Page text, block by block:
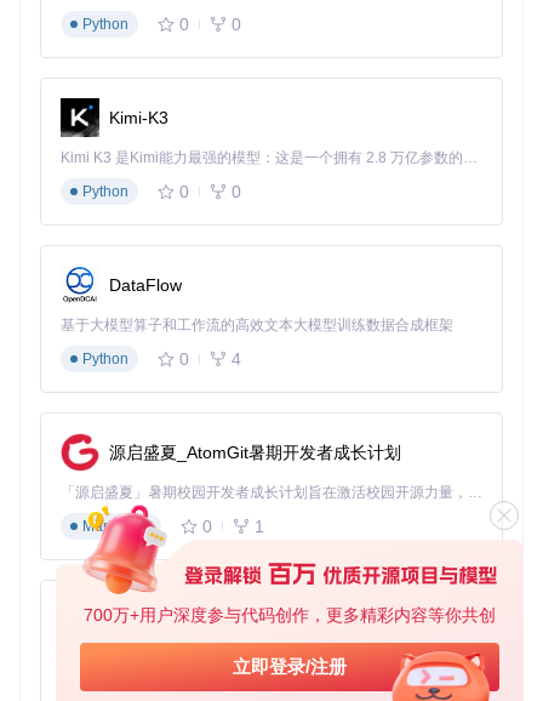
700万+用户深度参与代码创作，更多精彩内容等你共创
立即登录/注册
时具备硬件知识、软件调试能力和系统原理认知，这显然超出
OpCore Simplify通过三大核心技术实现智能化配置：
参数
决策树配置生成：基于硬件信息自动匹配最佳配置方案
兼容性智能校验：提前预警潜在冲突并给出解决方案
效果对比：传统方式vs智能工具
配置环节
硬件信息收集
30分钟+手动查询
2分钟自动完成
配置文件编写
2小时+专业知识
兼容性调试
平均3次以上失败
90%首次成功
总耗时
OpCore Simplify硬件报告选择界面，支持自动生成或导入系
统硬件信息报告
价值验证：真实场景中的配置革命
场景一：设计专业学生的低成本创作方案
"作为设计专业学生，我需要macOS系统运行专业软件，但预
算有限无法购买苹果设备。过去尝试手动配置黑苹果，光是理
Python
0 0
Kimi-K3
Kimi K3 是Kimi能力最强的模型：这是一个拥有 2.8 万亿参数的混合专家（MoE）模型，具备原生视觉理解能力，并支持 100 万 token 的上下文窗口。
Python
0 0
DataFlow
基于大模型算子和工作流的高效文本大模型训练数据合成框架
Python
0 4
源启盛夏_AtomGit暑期开发者成长计划
「源启盛夏」暑期校园开发者成长计划旨在激活校园开源力量，通过积分激励、认证扶持、资源倾斜等形式，引导高校组织和开发者完成「入驻 — 建项目 — 做贡献 — 获认证 — 得资源」的完整闭环。无论你是想带领社团入驻平台的组织者，还是希望用代码贡献证明自己的开发者，都能在这里找到属于你的成长路径。
Markdown
0 1
py-xiaozhi
基于Python的Xiaozhi AI，适用于想要完整Xiaozhi体验而无需拥有专用硬件的用户。
Python
0 1